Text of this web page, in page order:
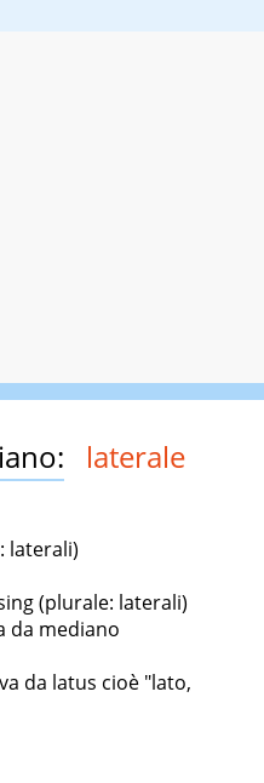
laterale
laterali)
(plurale: laterali)
da mediano
da latus cioè "lato,